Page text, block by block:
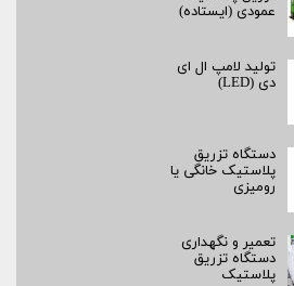
عمودی (ایستاده)
تولید لامپ ال ای
دی (LED)
دستگاه تزریق
پلاستیک خانگی یا
رومیزی
تعمیر و نگهداری
دستگاه تزریق
پلاستیک